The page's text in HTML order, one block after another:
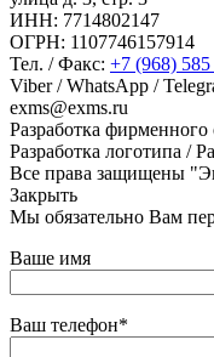
ИНН: 7714802147
ОГРН: 1107746157914
Тел. / Факс: +7 (968)
Viber / WhatsApp /
exms@exms.ru
Разработка
Разработка логотипа /
Все права защищены
Закрыть
Мы обязательно Вам
Ваше имя
Ваш телефон*